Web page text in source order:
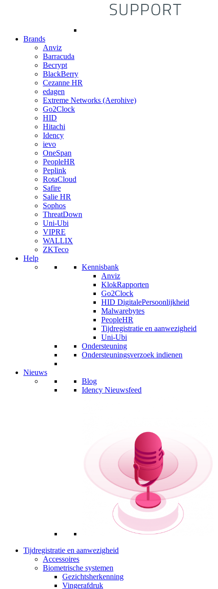
Brands
Anviz
Barracuda
Becrypt
BlackBerry
Cezanne HR
edagen
Extreme Networks (Aerohive)
Go2Clock
HID
Hitachi
Idency
ievo
OneSpan
PeopleHR
Peplink
RotaCloud
Safire
Salie HR
Sophos
ThreatDown
Uni-Ubi
VIPRE
WALLIX
ZKTeco
Help
Kennisbank
Anviz
KlokRapporten
Go2Clock
HID DigitalePersoonlijkheid
Malwarebytes
PeopleHR
Tijdregistratie en aanwezigheid
Uni-Ubi
Ondersteuning
Ondersteuningsverzoek indienen
Nieuws
Blog
Idency Nieuwsfeed
Tijdregistratie en aanwezigheid
Accessoires
Biometrische systemen
Gezichtsherkenning
Vingerafdruk